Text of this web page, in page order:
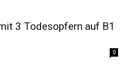
3 Todesopfern auf B1
0